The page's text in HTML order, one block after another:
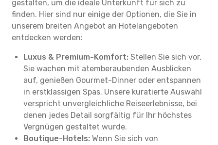
gestalten, um die ideale Unterkunft für sich zu
finden. Hier sind nur einige der Optionen, die Sie in
unserem breiten Angebot an Hotelangeboten
entdecken werden:
Luxus & Premium-Komfort: Stellen Sie sich vor,
Sie wachen mit atemberaubenden Ausblicken
auf, genießen Gourmet-Dinner oder entspannen
in erstklassigen Spas. Unsere kuratierte Auswahl
verspricht unvergleichliche Reiseerlebnisse, bei
denen jedes Detail sorgfältig für Ihr höchstes
Vergnügen gestaltet wurde.
Boutique-Hotels: Wenn Sie sich von